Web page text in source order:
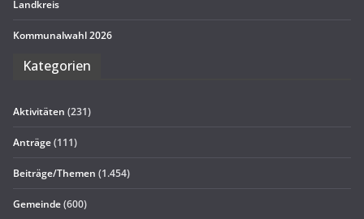
Land­kreis
Kom­mu­nal­wahl 2026
Kate­go­rien
Aktivitäten (231)
Anträge(111)
Beiträge/Themen (1.454)
Gemeinde(600)